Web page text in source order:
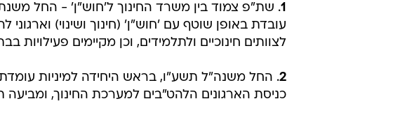
1
עובדת באופן שוטף עם 'חוש"ן' (חינוך ושינוי) וארגוני
לצוותים חינוכיים ולתלמידים, וכן מקיימים פעילויות
2. החל משנה"ל תשע"ו, בראש היחידה למיניות
כניסת הארגונים הלהט"בים למערכת החינוך, ומביעה